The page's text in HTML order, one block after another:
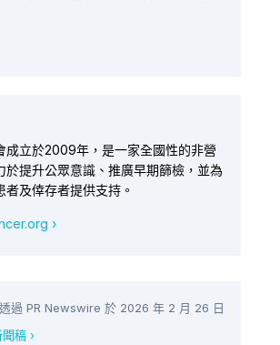
成立於2009年，是一家全國性的非營
於提升公眾意識、推廣早期篩檢，並為
者及倖存者提供支持。
›
透過 PR Newswire 於 2026 年 2 月 26 日
稿 ›